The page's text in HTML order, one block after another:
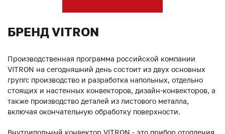
БРЕНД VITRON
Производственная программа российской компании
VITRON на сегодняшний день состоит из двух основных
групп: производство и разработка напольных, отдельно
стоящих и настенных конвекторов, дизайн-конвекторов, а
также производство деталей из листового металла,
включая окончательную обработку поверхности.
Внутрипольный конвектор VITRON - это прибор отопления,